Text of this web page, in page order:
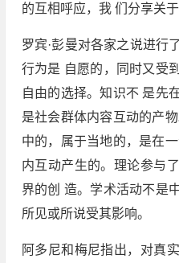
的互相呼应，我 们分享关
罗宾·彭曼对各家之说进行
行为是 自愿的，同时又受
自由的选择。知识不 是先
是社会群体内容互动的产
中的，属于当地的，是在
内互动产生的。理论参与
界的创 造。学术活动不是
所见或所说受其影响。
阿多尼和梅尼指出，对真